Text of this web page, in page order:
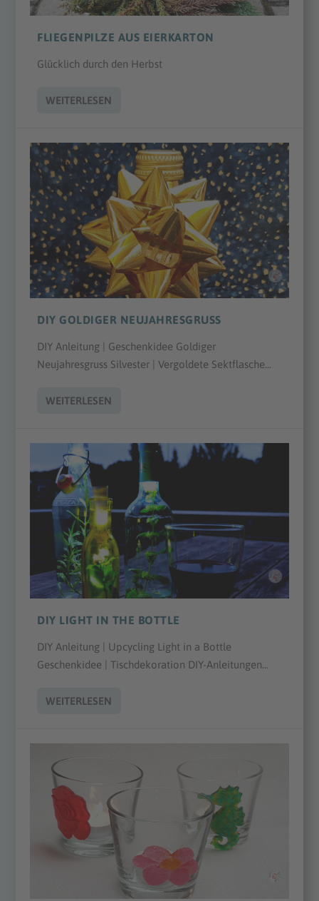
FLIEGENPILZE AUS EIERKARTON
Glücklich durch den Herbst
WEITERLESEN
DIY GOLDIGER NEUJAHRESGRUSS
DIY Anleitung | Geschenkidee Goldiger
Neujahresgruss Silvester | Vergoldete Sektflasche...
WEITERLESEN
DIY LIGHT IN THE BOTTLE
DIY Anleitung | Upcycling Light in a Bottle
Geschenkidee | Tischdekoration DIY-Anleitungen...
WEITERLESEN